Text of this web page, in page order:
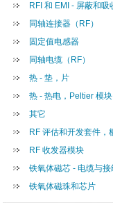
RFI 和 EMI - 屏蔽和吸
同轴连接器（RF）
固定值电感器
同轴电缆（RF）
热 - 垫，片
热 - 热电，Peltier 模块
其它
RF 评估和开发套件，
RF 收发器模块
铁氧体磁芯 - 电缆与接
铁氧体磁珠和芯片